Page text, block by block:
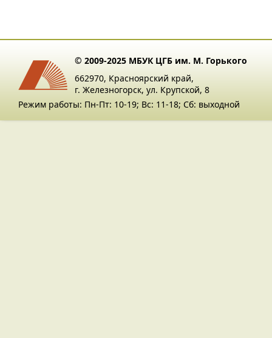
© 2009-2025 МБУК ЦГБ им. М. Горького
662970, Красноярский край,
г. Железногорск, ул. Крупской, 8
Режим работы: Пн-Пт: 10-19; Вс: 11-18; Сб: выходной